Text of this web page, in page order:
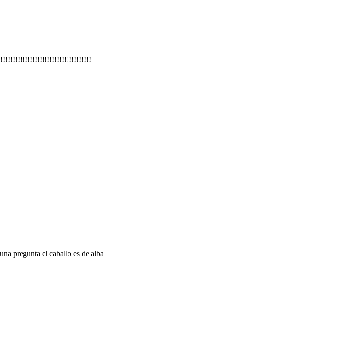
pregunta el caballo es de alba